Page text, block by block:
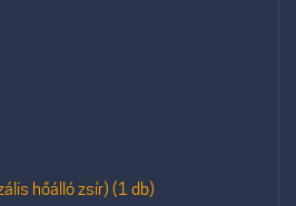
hőálló zsír) (1 db)